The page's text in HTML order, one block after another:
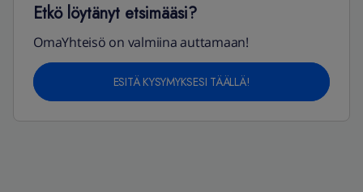
Etkö löytänyt etsimääsi?
OmaYhteisö on valmiina auttamaan!
ESITÄ KYSYMYKSESI TÄÄLLÄ!